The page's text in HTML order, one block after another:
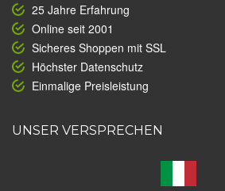
25 Jahre Erfahrung
Online seit 2001
Sicheres Shoppen mit SSL
Höchster Datenschutz
Einmalige Preisleistung
UNSER VERSPRECHEN